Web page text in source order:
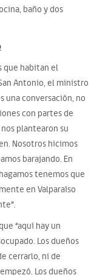
baño y dos
que habitan el
Antonio, el ministro
una conversación, no
con partes de
plantearon su
Nosotros hicimos
barajando. En
tenemos que
en Valparaíso
“aquí hay un
Los dueños
cerrarlo, ni de
Los dueños